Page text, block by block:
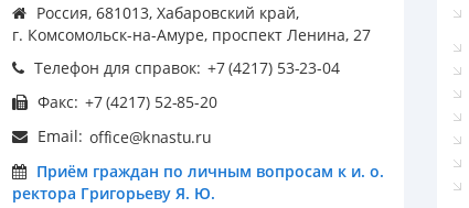
Россия, 681013, Хабаровский край,
г. Комсомольск-на-Амуре, проспект Ленина, 27
Телефон для справок:
Факс:
Email:
Приём граждан по личным вопросам к и. о.
ректора Григорьеву Я. Ю.